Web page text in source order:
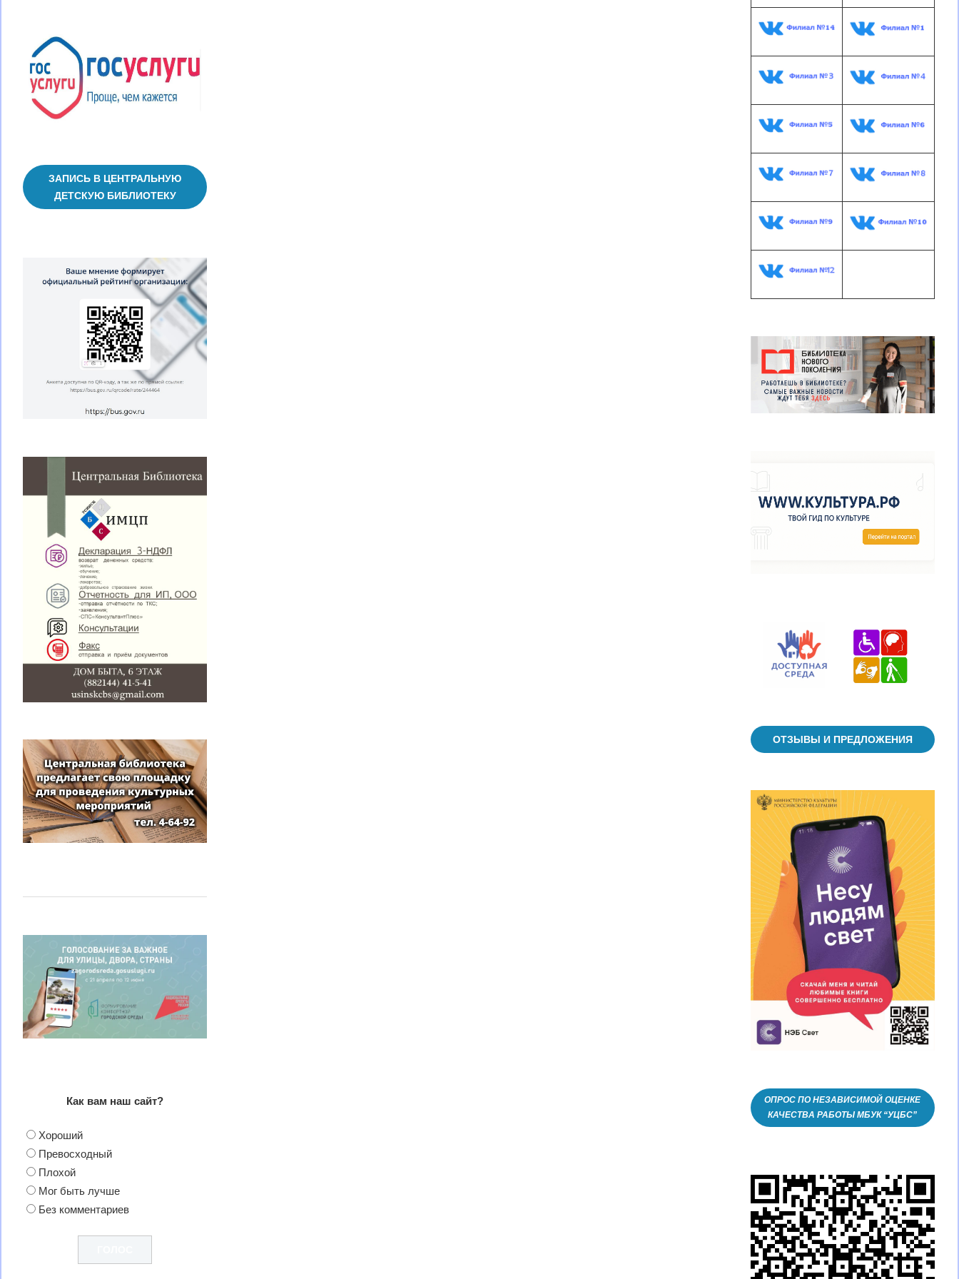
ЗАПИСЬ В ЦЕНТРАЛЬНУЮ
ДЕТСКУЮ БИБЛИОТЕКУ
Как вам наш сайт?
Хороший
Превосходный
Плохой
Мог быть лучше
Без комментариев
ОТЗЫВЫ И ПРЕДЛОЖЕНИЯ
ОПРОС ПО НЕЗАВИСИМОЙ ОЦЕНКЕ
КАЧЕСТВА РАБОТЫ МБУК “УЦБС”